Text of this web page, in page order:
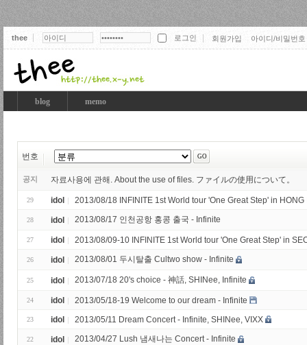
thee 회원가입 아이디/비밀번
blog memo
번호
공지 자료사용에 관해. About the use of files. ファイルの使用について。
29 idol 2013/08/18 INFINITE 1st World tour 'One Great Step' in HONG
28 idol 2013/08/17 인천공항 홍콩 출국 - Infinite
27 idol 2013/08/09-10 INFINITE 1st World tour 'One Great Step' in
26 idol 2013/08/01 두시탈출 Cultwo show - Infinite
25 idol 2013/07/18 20's choice - 神話, SHINee, Infinite
24 idol 2013/05/18-19 Welcome to our dream - Infinite
23 idol 2013/05/11 Dream Concert - Infinite, SHINee, VIXX
22 idol 2013/04/27 Lush 냄새나는 Concert - Infinite